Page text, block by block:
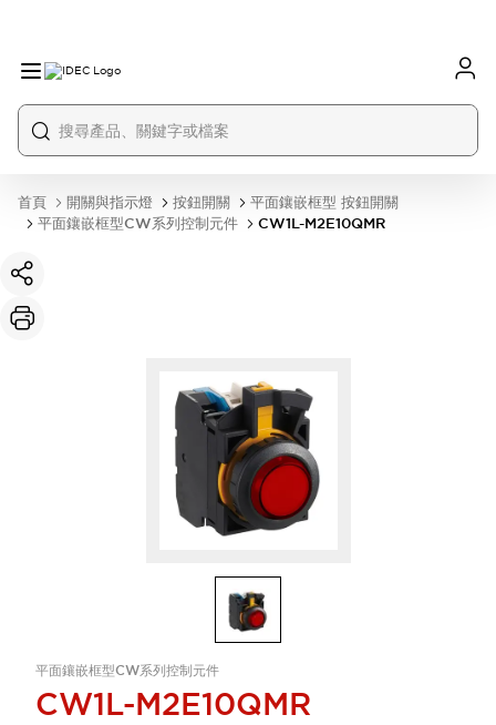
首頁 開關與指示燈 按鈕開關
平面鑲嵌框型 按鈕開關
平面鑲嵌框型CW系列控制元件
CW1L-M2E10QMR
平面鑲嵌框型CW系列控制元件
CW1L-M2E10QMR